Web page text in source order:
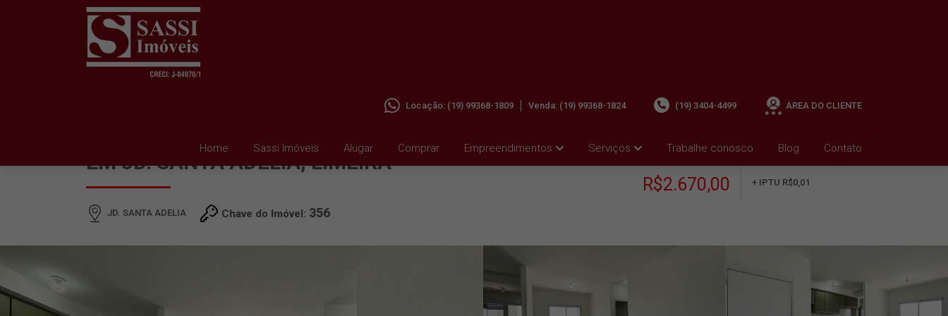
Home Sassi Imóveis Alugar Comprar Empreendimentos Serviços Trabalhe conosco Blog Contato
Locação: (19) 99368-1809 Venda: (19) 99368-1824 (19) 3404-4499 ÁREA DO CLIENTE
EM JD. SANTA ADELIA, LIMEIRA
JD. SANTA ADELIA Chave do Imóvel: 356
R$2.670,00
+ IPTU R$0,01